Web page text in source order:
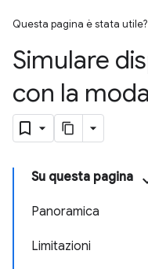
Questa pagina è stata utile?
Simulare
con la
Su questa pagina
Panoramica
Limitazioni